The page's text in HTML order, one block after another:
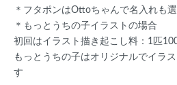
＊フタポンはOttoちゃんで名入れも選
＊もっとうちの子イラストの場合
初回はイラスト描き起こし料：1匹
もっとうちの子はオリジナルでイラ
す